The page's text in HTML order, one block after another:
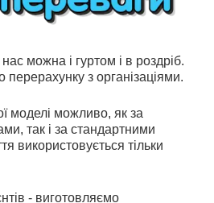
можна і гуртом і в роздріб.
з організаціями.
моделі можливо, як за
так і за стандартними
використовується тільки
- виготовляємо